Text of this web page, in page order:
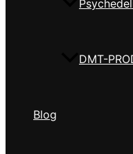
DMT-
Blog